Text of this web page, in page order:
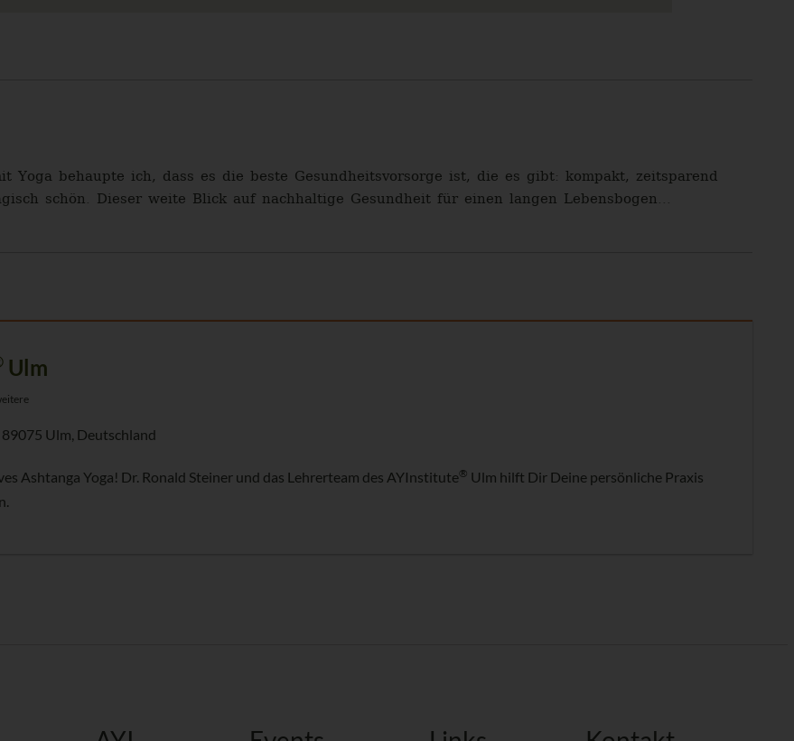
Yoga behaupte ich, dass es die beste Gesundheitsvorsorge ist, die es gibt: kompakt, zeitsparend
schön. Dieser weite Blick auf nachhaltige Gesundheit für einen langen Lebensbogen...
Ulm
Ulm, Deutschland
Ashtanga Yoga! Dr. Ronald Steiner und das Lehrerteam des AYInstitute® Ulm hilft Dir Deine persönliche Praxis